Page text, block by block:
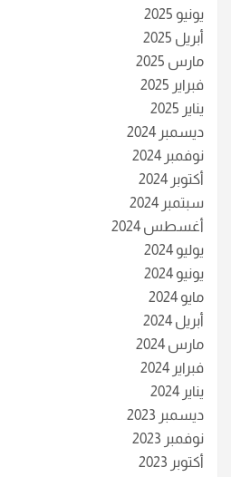
يونيو 2025
أبريل 2025
مارس 2025
فبراير 2025
يناير 2025
ديسمبر 2024
نوفمبر 2024
أكتوبر 2024
سبتمبر 2024
أغسطس 2024
يوليو 2024
يونيو 2024
مايو 2024
أبريل 2024
مارس 2024
فبراير 2024
يناير 2024
ديسمبر 2023
نوفمبر 2023
أكتوبر 2023